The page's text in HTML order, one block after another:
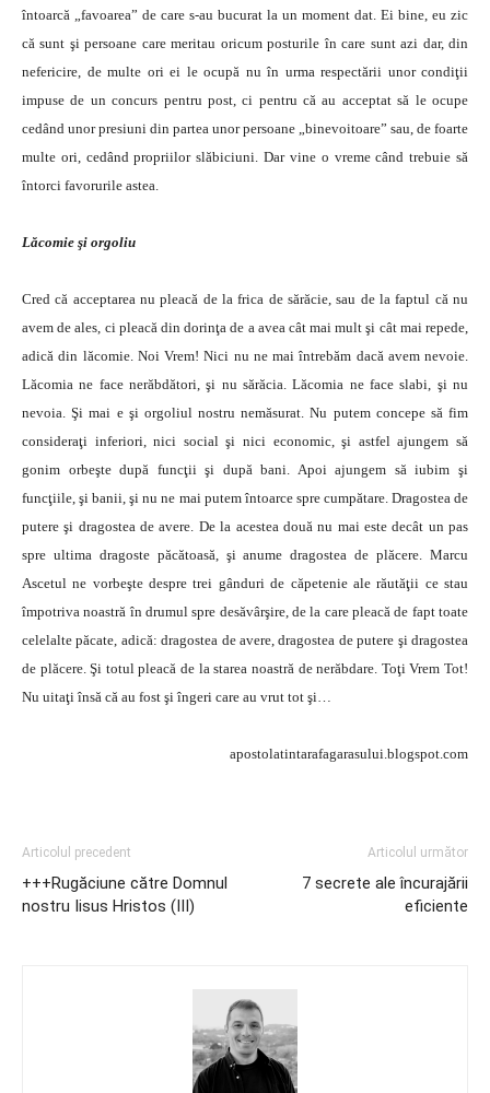
întoarcă „favoarea” de care s-au bucurat la un moment dat. Ei bine, eu zic
că sunt şi persoane care meritau oricum posturile în care sunt azi dar, din
nefericire, de multe ori ei le ocupă nu în urma respectării unor condiţii
impuse de un concurs pentru post, ci pentru că au acceptat să le ocupe
cedând unor presiuni din partea unor persoane „binevoitoare” sau, de foarte
multe ori, cedând propriilor slăbiciuni. Dar vine o vreme când trebuie să
întorci favorurile astea.
Lăcomie şi orgoliu
Cred că acceptarea nu pleacă de la frica de sărăcie, sau de la faptul că nu
avem de ales, ci pleacă din dorinţa de a avea cât mai mult şi cât mai repede,
adică din lăcomie. Noi Vrem! Nici nu ne mai întrebăm dacă avem nevoie.
Lăcomia ne face nerăbdători, şi nu sărăcia. Lăcomia ne face slabi, şi nu
nevoia. Şi mai e şi orgoliul nostru nemăsurat. Nu putem concepe să fim
consideraţi inferiori, nici social şi nici economic, şi astfel ajungem să
gonim orbeşte după funcţii şi după bani. Apoi ajungem să iubim şi
funcţiile, şi banii, şi nu ne mai putem întoarce spre cumpătare. Dragostea de
putere şi dragostea de avere. De la acestea două nu mai este decât un pas
spre ultima dragoste păcătoasă, şi anume dragostea de plăcere. Marcu
Ascetul ne vorbeşte despre trei gânduri de căpetenie ale răutăţii ce stau
împotriva noastră în drumul spre desăvârşire, de la care pleacă de fapt toate
celelalte păcate, adică: dragostea de avere, dragostea de putere şi dragostea
de plăcere. Şi totul pleacă de la starea noastră de nerăbdare. Toţi Vrem Tot!
Nu uitaţi însă că au fost şi îngeri care au vrut tot şi…
apostolatintarafagarasului.blogspot.com
Articolul precedent
+++Rugăciune către Domnul
nostru Iisus Hristos (III)
Articolul următor
7 secrete ale încurajării
eficiente